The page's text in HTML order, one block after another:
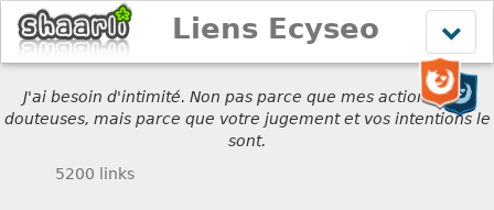
le
menu
Liens Ecyseo
J'ai besoin d'intimité. Non pas parce que mes actions sont
douteuses, mais parce que votre jugement et vos intentions le
sont.
5200 links